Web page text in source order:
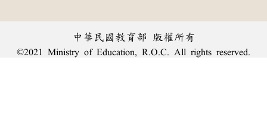
中華民國教育部 版權所有
©2021 Ministry of Education, R.O.C. All rights reserved.